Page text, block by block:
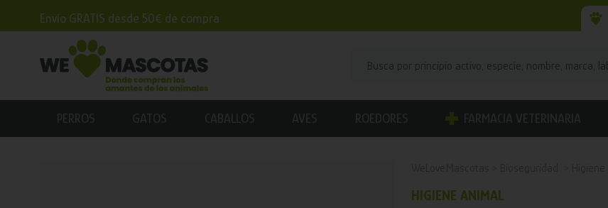
Envío GRATIS desde 50€ de compra
PERROS GATOS CABALLOS AVES ROEDORES FARMACIA VETERINARIA
HIGIENE ANIMAL